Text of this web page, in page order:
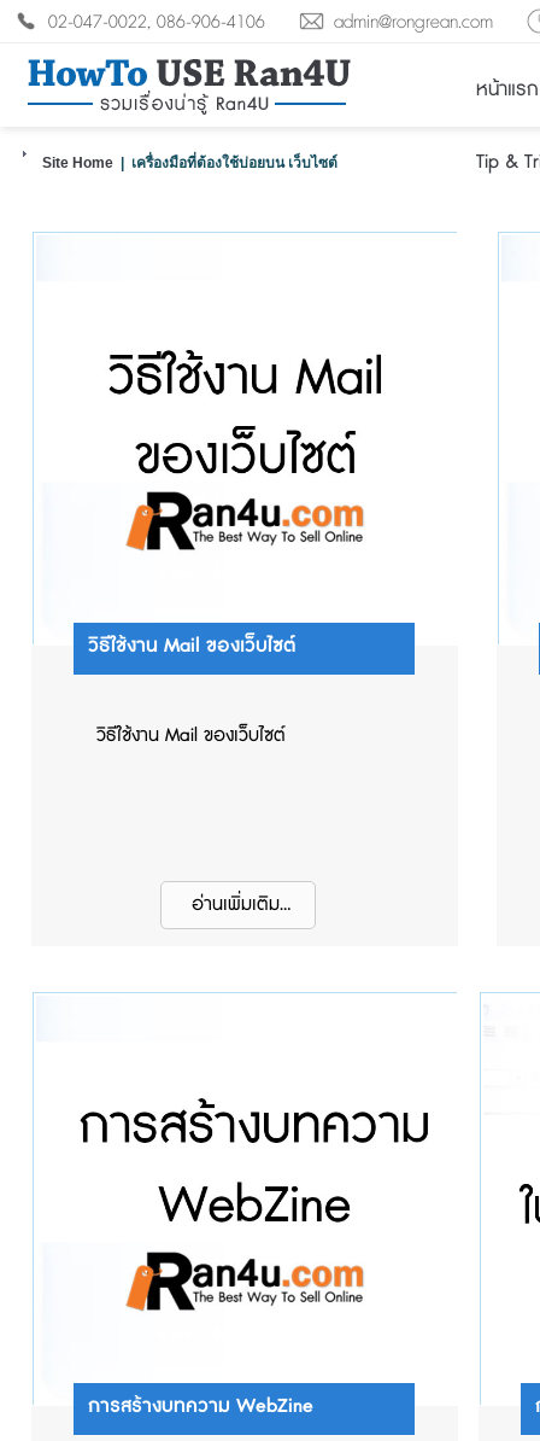
02-047-0022, 086-906-4106 admin@rongrean.com
หน้าแรก
Tip &
Site Home | เครื่องมือที่ต้องใช้บ่อยบน เว็บไซต์
วิธีใช้งาน Mail ของเว็บไซต์
วิธีใช้งาน Mail ของเว็บไซต์
อ่านเพิ่มเติม...
การสร้างบทความ WebZine